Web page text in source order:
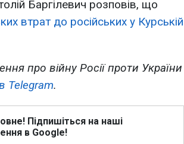
Баргілевич розповів, що
втрат до російських у Курській
про війну Росії проти України
Telegram.
Підпишіться на наші
в Google!